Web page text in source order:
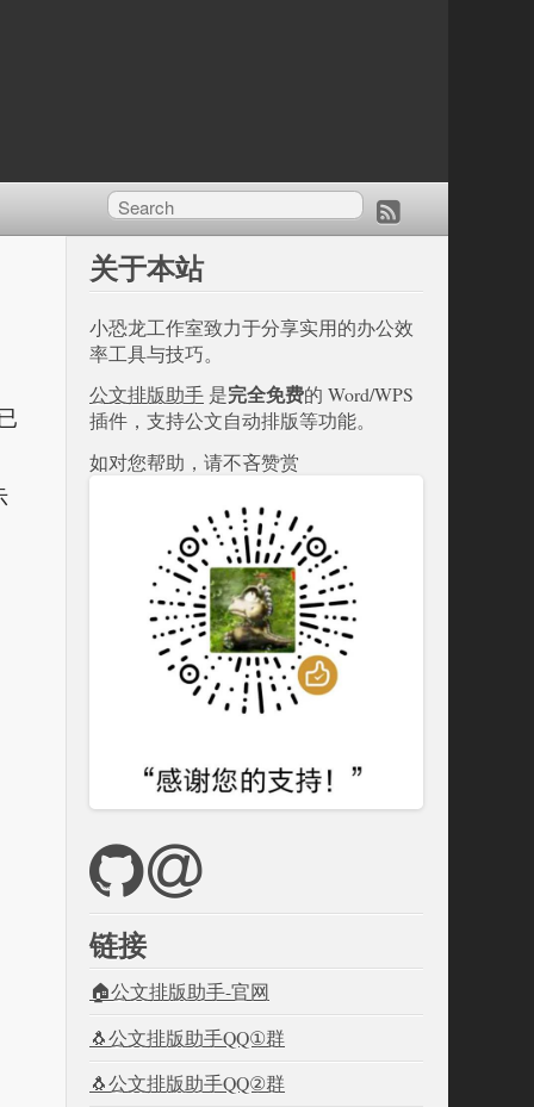
关于本站
小恐龙工作室致力于分享实用的办公效
率工具与技巧。
公文排版助手 是完全免费的 Word/WPS
插件，支持公文自动排版等功能。
如对您帮助，请不吝赞赏
链接
🏠公文排版助手-官网
🐧公文排版助手QQ①群
🐧公文排版助手QQ②群